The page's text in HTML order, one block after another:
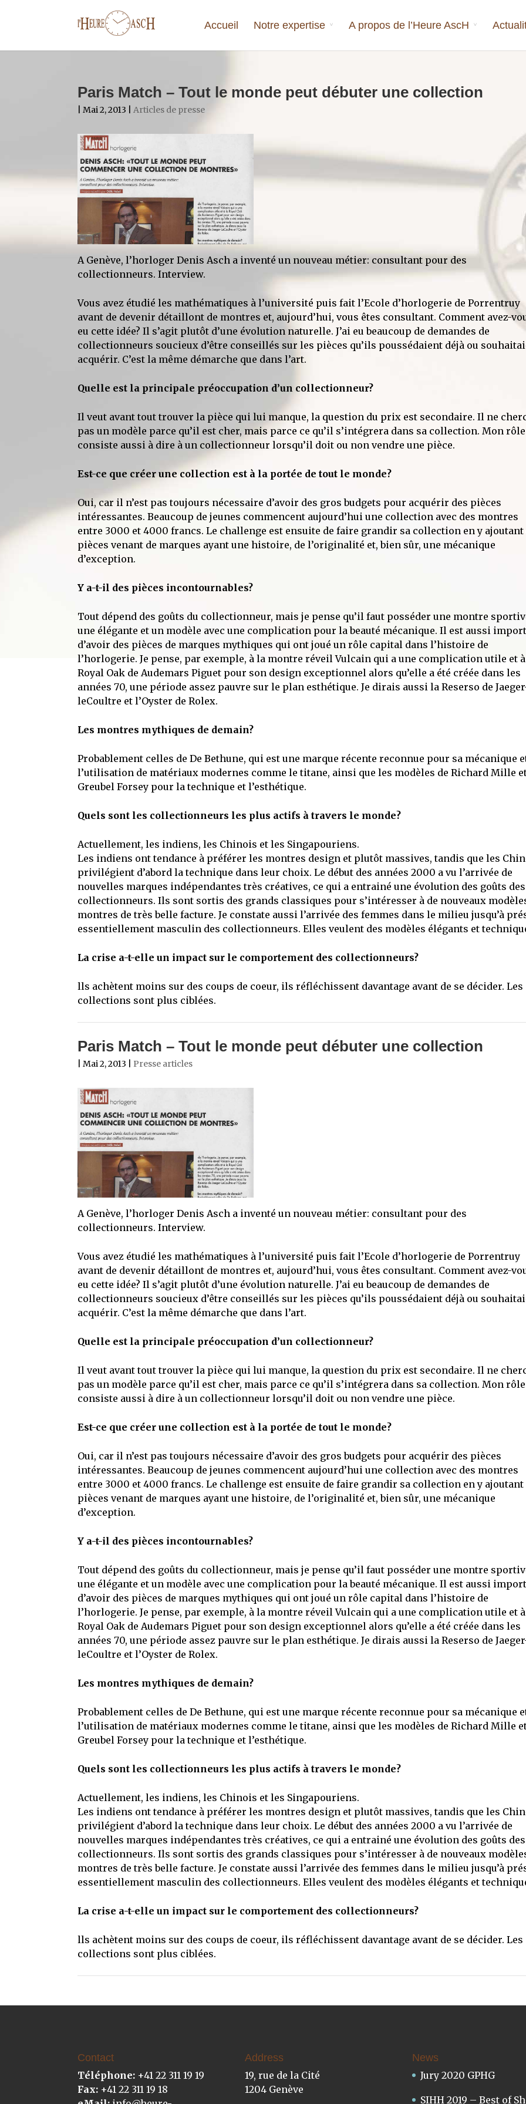
Accueil Notre expertise A propos de l’Heure AscH
Paris Match – Tout le monde peut débuter une collection
| Mai 2, 2013 | Articles de presse
A Genève, l’horloger Denis Asch a inventé un nouveau métier: consultant pour des
collectionneurs. Interview.
Vous avez étudié les mathématiques à l’université puis fait l’Ecole d’horlogerie de Porrentruy
avant de devenir détaillont de montres et, aujourd’hui, vous êtes consultant. Comment avez-
eu cette idée? Il s’agit plutôt d’une évolution naturelle. J’ai eu beaucoup de demandes de
collectionneurs soucieux d’être conseillés sur les pièces qu’ils poussédaient déjà ou
acquérir. C’est la même démarche que dans l’art.
Quelle est la principale préoccupation d’un collectionneur?
Il veut avant tout trouver la pièce qui lui manque, la question du prix est secondaire. Il ne
pas un modèle parce qu’il est cher, mais parce ce qu’il s’intégrera dans sa collection. Mon rôle
consiste aussi à dire à un collectionneur lorsqu’il doit ou non vendre une pièce.
Est-ce que créer une collection est à la portée de tout le monde?
Oui, car il n’est pas toujours nécessaire d’avoir des gros budgets pour acquérir des pièces
intéressantes. Beaucoup de jeunes commencent aujourd’hui une collection avec des montres
entre 3000 et 4000 francs. Le challenge est ensuite de faire grandir sa collection en y ajoutant
pièces venant de marques ayant une histoire, de l’originalité et, bien sûr, une mécanique
d’exception.
Y a-t-il des pièces incontournables?
Tout dépend des goûts du collectionneur, mais je pense qu’il faut posséder une montre
une élégante et un modèle avec une complication pour la beauté mécanique. Il est aussi
d’avoir des pièces de marques mythiques qui ont joué un rôle capital dans l’histoire de
l’horlogerie. Je pense, par exemple, à la montre réveil Vulcain qui a une complication utile et
Royal Oak de Audemars Piguet pour son design exceptionnel alors qu’elle a été créée dans les
années 70, une période assez pauvre sur le plan esthétique. Je dirais aussi la Reserso de
leCoultre et l’Oyster de Rolex.
Les montres mythiques de demain?
Probablement celles de De Bethune, qui est une marque récente reconnue pour sa mécanique
l’utilisation de matériaux modernes comme le titane, ainsi que les modèles de Richard Mille
Greubel Forsey pour la technique et l’esthétique.
Quels sont les collectionneurs les plus actifs à travers le monde?
Actuellement, les indiens, les Chinois et les Singapouriens.
Les indiens ont tendance à préférer les montres design et plutôt massives, tandis que les
privilégient d’abord la technique dans leur choix. Le début des années 2000 a vu l’arrivée de
nouvelles marques indépendantes très créatives, ce qui a entrainé une évolution des goûts des
collectionneurs. Ils sont sortis des grands classiques pour s’intéresser à de nouveaux
montres de très belle facture. Je constate aussi l’arrivée des femmes dans le milieu jusqu’à
essentiellement masculin des collectionneurs. Elles veulent des modèles élégants et
La crise a-t-elle un impact sur le comportement des collectionneurs?
lls achètent moins sur des coups de coeur, ils réfléchissent davantage avant de se décider. Les
collections sont plus ciblées.
Paris Match – Tout le monde peut débuter une collection
| Mai 2, 2013 | Presse articles
A Genève, l’horloger Denis Asch a inventé un nouveau métier: consultant pour des
collectionneurs. Interview.
Vous avez étudié les mathématiques à l’université puis fait l’Ecole d’horlogerie de Porrentruy
avant de devenir détaillont de montres et, aujourd’hui, vous êtes consultant. Comment avez-
eu cette idée? Il s’agit plutôt d’une évolution naturelle. J’ai eu beaucoup de demandes de
collectionneurs soucieux d’être conseillés sur les pièces qu’ils poussédaient déjà ou
acquérir. C’est la même démarche que dans l’art.
Quelle est la principale préoccupation d’un collectionneur?
Il veut avant tout trouver la pièce qui lui manque, la question du prix est secondaire. Il ne
pas un modèle parce qu’il est cher, mais parce ce qu’il s’intégrera dans sa collection. Mon rôle
consiste aussi à dire à un collectionneur lorsqu’il doit ou non vendre une pièce.
Est-ce que créer une collection est à la portée de tout le monde?
Oui, car il n’est pas toujours nécessaire d’avoir des gros budgets pour acquérir des pièces
intéressantes. Beaucoup de jeunes commencent aujourd’hui une collection avec des montres
entre 3000 et 4000 francs. Le challenge est ensuite de faire grandir sa collection en y ajoutant
pièces venant de marques ayant une histoire, de l’originalité et, bien sûr, une mécanique
d’exception.
Y a-t-il des pièces incontournables?
Tout dépend des goûts du collectionneur, mais je pense qu’il faut posséder une montre
une élégante et un modèle avec une complication pour la beauté mécanique. Il est aussi
d’avoir des pièces de marques mythiques qui ont joué un rôle capital dans l’histoire de
l’horlogerie. Je pense, par exemple, à la montre réveil Vulcain qui a une complication utile et
Royal Oak de Audemars Piguet pour son design exceptionnel alors qu’elle a été créée dans les
années 70, une période assez pauvre sur le plan esthétique. Je dirais aussi la Reserso de
leCoultre et l’Oyster de Rolex.
Les montres mythiques de demain?
Probablement celles de De Bethune, qui est une marque récente reconnue pour sa mécanique
l’utilisation de matériaux modernes comme le titane, ainsi que les modèles de Richard Mille
Greubel Forsey pour la technique et l’esthétique.
Quels sont les collectionneurs les plus actifs à travers le monde?
Actuellement, les indiens, les Chinois et les Singapouriens.
Les indiens ont tendance à préférer les montres design et plutôt massives, tandis que les
privilégient d’abord la technique dans leur choix. Le début des années 2000 a vu l’arrivée de
nouvelles marques indépendantes très créatives, ce qui a entrainé une évolution des goûts des
collectionneurs. Ils sont sortis des grands classiques pour s’intéresser à de nouveaux
montres de très belle facture. Je constate aussi l’arrivée des femmes dans le milieu jusqu’à
essentiellement masculin des collectionneurs. Elles veulent des modèles élégants et
La crise a-t-elle un impact sur le comportement des collectionneurs?
lls achètent moins sur des coups de coeur, ils réfléchissent davantage avant de se décider. Les
collections sont plus ciblées.
Contact
Téléphone: +41 22 311 19 19
Fax: +41 22 311 19 18
Address
19, rue de la Cité
1204 Genève
News
Jury 2020 GPHG
SIHH 2019 – Best of